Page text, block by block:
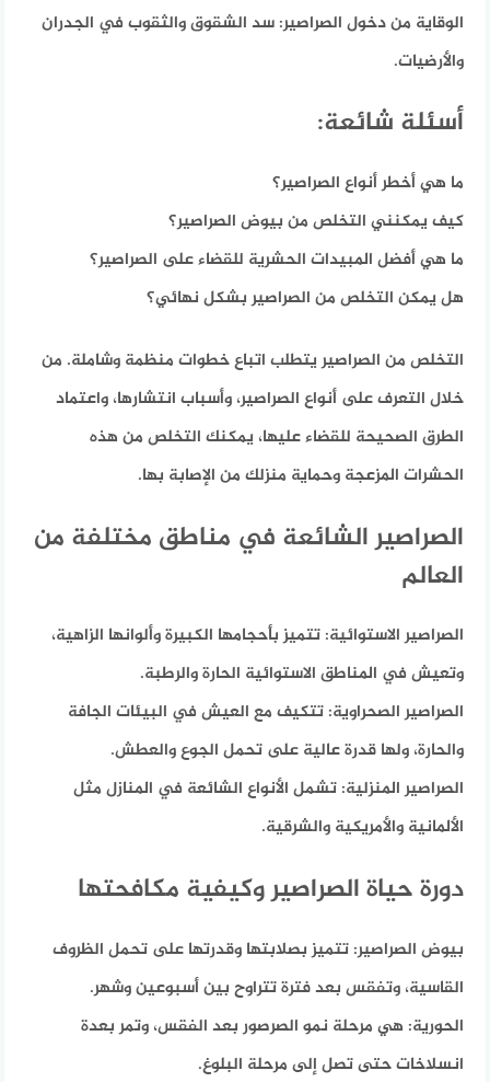
الوقاية من دخول الصراصير: سد الشقوق والثقوب في الجدران
والأرضيات.
أسئلة شائعة:
ما هي أخطر أنواع الصراصير؟
كيف يمكنني التخلص من بيوض الصراصير؟
ما هي أفضل المبيدات الحشرية للقضاء على الصراصير؟
هل يمكن التخلص من الصراصير بشكل نهائي؟
التخلص من الصراصير يتطلب اتباع خطوات منظمة وشاملة. من
خلال التعرف على أنواع الصراصير، وأسباب انتشارها، واعتماد
الطرق الصحيحة للقضاء عليها، يمكنك التخلص من هذه
الحشرات المزعجة وحماية منزلك من الإصابة بها.
الصراصير الشائعة في مناطق مختلفة من
العالم
الصراصير الاستوائية: تتميز بأحجامها الكبيرة وألوانها الزاهية،
وتعيش في المناطق الاستوائية الحارة والرطبة.
الصراصير الصحراوية: تتكيف مع العيش في البيئات الجافة
والحارة، ولها قدرة عالية على تحمل الجوع والعطش.
الصراصير المنزلية: تشمل الأنواع الشائعة في المنازل مثل
الألمانية والأمريكية والشرقية.
دورة حياة الصراصير وكيفية مكافحتها
بيوض الصراصير: تتميز بصلابتها وقدرتها على تحمل الظروف
القاسية، وتفقس بعد فترة تتراوح بين أسبوعين وشهر.
الحورية: هي مرحلة نمو الصرصور بعد الفقس، وتمر بعدة
انسلاخات حتى تصل إلى مرحلة البلوغ.